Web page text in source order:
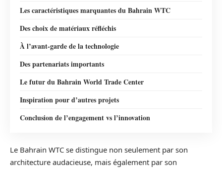
Les caractéristiques marquantes du Bahrain WTC
Des choix de matériaux réfléchis
À l’avant-garde de la technologie
Des partenariats importants
Le futur du Bahrain World Trade Center
Inspiration pour d’autres projets
Conclusion de l’engagement vs l’innovation
Le Bahrain WTC se distingue non seulement par son
architecture audacieuse, mais également par son